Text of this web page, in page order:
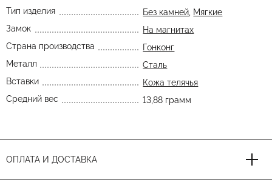
Тип изделия
Без камней Мягкие
Замок
На магнитах
Страна производства
Гонконг
Металл
Сталь
Вставки
Кожа телячья
Средний вес
13,88 грамм
ОПЛАТА И ДОСТАВКА